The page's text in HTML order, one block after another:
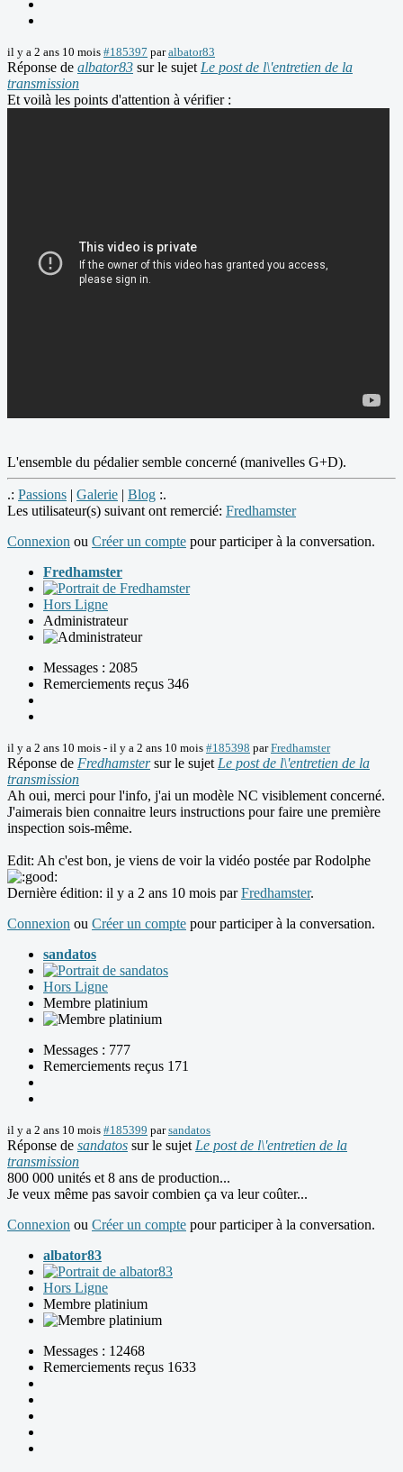
il y a 2 ans 10 mois #185397 paralbator83
Réponse de albator83 sur le sujet Le post de l\'entretien de la
transmission
Et voilà les points d'attention à vérifier :
L'ensemble du pédalier semble concerné (manivelles G+D).
.: Passions | Galerie | Blog :.
Les utilisateur(s) suivant ont remercié: Fredhamster
Connexion ou Créer un compte pour participer à la conversation.
Fredhamster
Hors Ligne
Administrateur
Messages : 2085
Remerciements reçus 346
il y a 2 ans 10 mois - il y a 2 ans 10 mois #185398 parFredhamster
Réponse de Fredhamstersur le sujet Le post de l\'entretien de la
transmission
Ah oui, merci pour l'info, j'ai un modèle NC visiblement concerné.
J'aimerais bien connaitre leurs instructions pour faire une première
inspection sois-même.
Edit: Ah c'est bon, je viens de voir la vidéo postée par Rodolphe
Dernière édition: il y a 2 ans 10 mois parFredhamster.
Connexion ou Créer un compte pour participer à la conversation.
sandatos
Hors Ligne
Membre platinium
Messages : 777
Remerciements reçus 171
il y a 2 ans 10 mois #185399 parsandatos
Réponse de sandatos sur le sujet Le post de l\'entretien de la
transmission
800 000 unités et 8 ans de production...
Je veux même pas savoir combien ça va leur coûter...
Connexion ou Créer un compte pour participer à la conversation.
albator83
Hors Ligne
Membre platinium
Messages : 12468
Remerciements reçus 1633